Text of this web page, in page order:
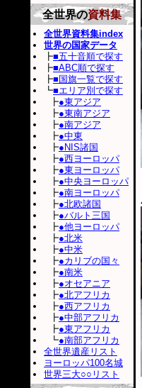
全世界の資料集
全世界資料集index
世界の国家データ
┣■五十音順で探す
┣■ABC順で探す
┣■国旗一覧で探す
┗■エリア別で探す
┣●東アジア
┣●東南アジア
┣●南アジア
┣●中東
┣●NIS諸国
┣●西ヨーロッパ
┣●東ヨーロッパ
┣●中央ヨーロッパ
┣●南ヨーロッパ
┣●北欧諸国
┣●バルト三国
┣●他ヨーロッパ
┣●北米
┣●中米
┣●カリブの国々
┣●南米
┣●オセアニア
┣●北アフリカ
┣●西アフリカ
┣●中部アフリカ
┣●東アフリカ
┗●南部アフリカ
全世界遺産リスト
ヨーロッパ100名城
世界三大○○リスト